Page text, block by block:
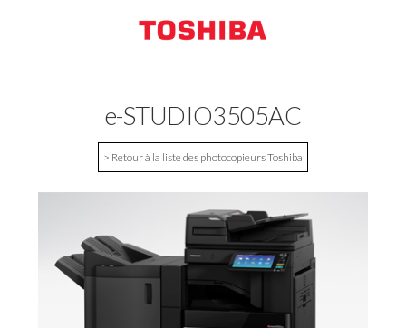
e-STUDIO3505AC
> Retour à la liste des photocopieurs Toshiba